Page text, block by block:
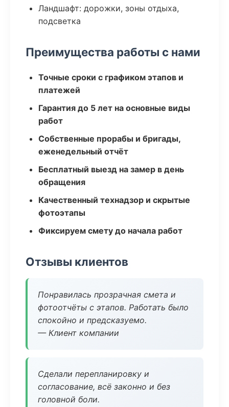
Ландшафт: дорожки, зоны отдыха,
подсветка
Преимущества работы с нами
Точные сроки с графиком этапов и
платежей
Гарантия до 5 лет на основные виды
работ
Собственные прорабы и бригады,
еженедельный отчёт
Бесплатный выезд на замер в день
обращения
Качественный технадзор и скрытые
фотоэтапы
Фиксируем смету до начала работ
Отзывы клиентов
Понравилась прозрачная смета и
фотоотчёты с этапов. Работать было
спокойно и предсказуемо.
— Клиент компании
Сделали перепланировку и
согласование, всё законно и без
головной боли.